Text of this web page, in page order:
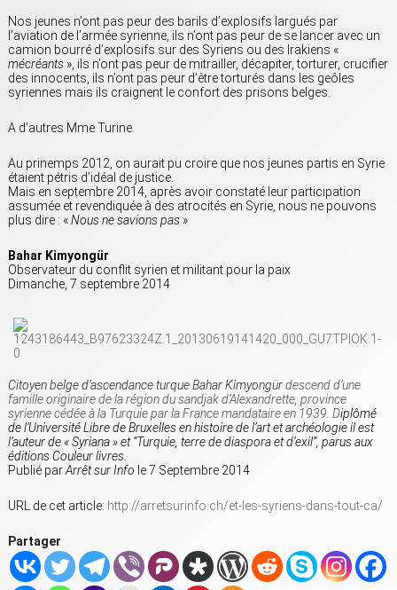
Nos jeunes n’ont pas peur des barils d’explosifs largués par
l’aviation de l’armée syrienne, ils n’ont pas peur de se lancer avec un
camion bourré d’explosifs sur des Syriens ou des Irakiens «
mécréants », ils n’ont pas peur de mitrailler, décapiter, torturer, crucifier
des innocents, ils n’ont pas peur d’être torturés dans les geôles
syriennes mais ils craignent le confort des prisons belges.
A d’autres Mme Turine.
Au prinemps 2012, on aurait pu croire que nos jeunes partis en Syrie
étaient pétris d’idéal de justice.
Mais en septembre 2014, après avoir constaté leur participation
assumée et revendiquée à des atrocités en Syrie, nous ne pouvons
plus dire : «Nous ne savions pas »
Bahar Kimyongür
Observateur du conflit syrien et militant pour la paix
Dimanche, 7 septembre 2014
Citoyen belge d’ascendance turque Bahar Kimyongürdescend d’une
famille originaire de la région du sandjak d’Alexandrette, province
syrienne cédée à la Turquie par la France mandataire en 1939. Diplômé
de l’Université Libre de Bruxelles en histoire de l’art et archéologie il est
l’auteur de « Syriana » et “Turquie, terre de diaspora et d’exil”, parus aux
éditions Couleur livres.
Publié parArrêt sur Info le 7 Septembre 2014
URL de cet article: http://arretsurinfo.ch/et-les-syriens-dans-tout-ca/
Partager